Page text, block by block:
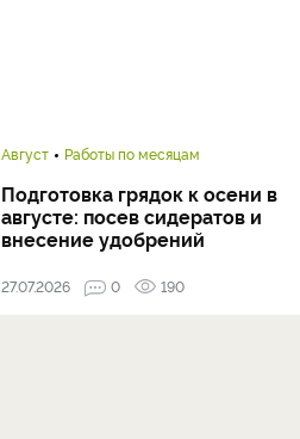
Август Работы по месяцам
Подготовка грядок к осени в
августе: посев сидератов и
внесение удобрений
27.07.2026 0 190